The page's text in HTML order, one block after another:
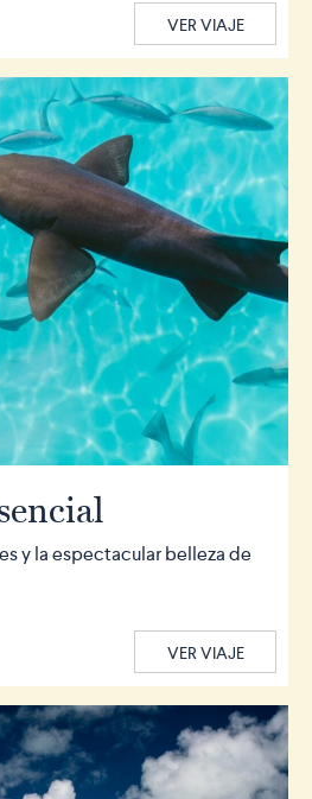
VER VIAJE
y la espectacular belleza de
VER VIAJE